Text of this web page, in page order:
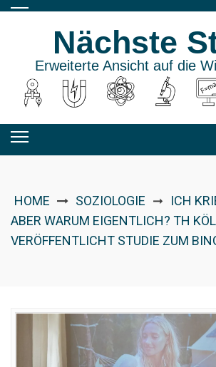
Skip
Nächste
Erweiterte Ansicht auf die
HOME SOZIOLOGIE ➞
ICH
ABER WARUM EIGENTLICH? TH
VERÖFFENTLICHT STUDIE ZUM